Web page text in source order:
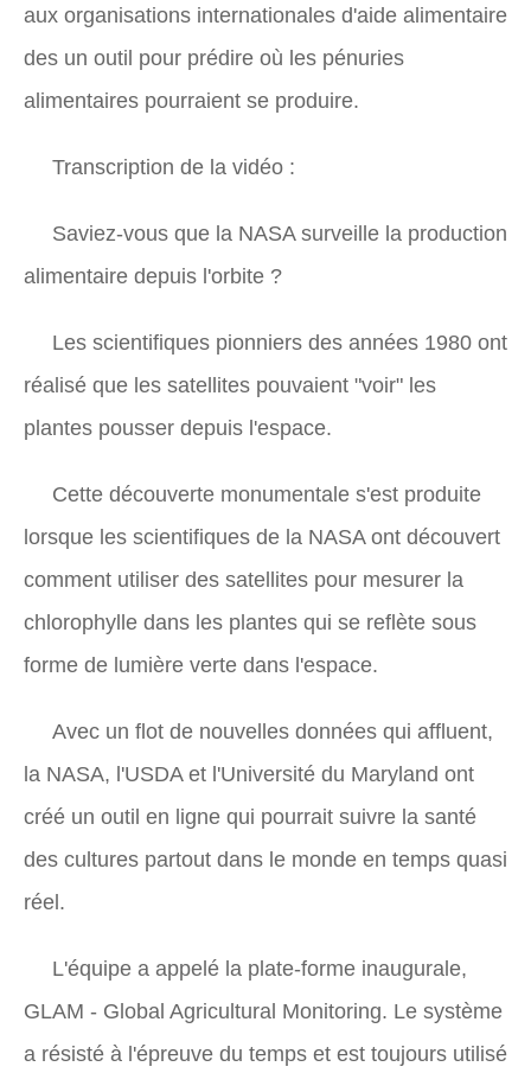
aux organisations internationales d'aide alimentaire
des un outil pour prédire où les pénuries
alimentaires pourraient se produire.
Transcription de la vidéo :
Saviez-vous que la NASA surveille la production
alimentaire depuis l'orbite ?
Les scientifiques pionniers des années 1980 ont
réalisé que les satellites pouvaient "voir" les
plantes pousser depuis l'espace.
Cette découverte monumentale s'est produite
lorsque les scientifiques de la NASA ont découvert
comment utiliser des satellites pour mesurer la
chlorophylle dans les plantes qui se reflète sous
forme de lumière verte dans l'espace.
Avec un flot de nouvelles données qui affluent,
la NASA, l'USDA et l'Université du Maryland ont
créé un outil en ligne qui pourrait suivre la santé
des cultures partout dans le monde en temps quasi
réel.
L'équipe a appelé la plate-forme inaugurale,
GLAM - Global Agricultural Monitoring. Le système
a résisté à l'épreuve du temps et est toujours utilisé